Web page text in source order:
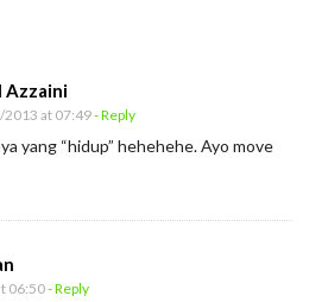
Azzaini
at 07:49- Reply
yang “hidup” hehehehe. Ayo move
06:50- Reply